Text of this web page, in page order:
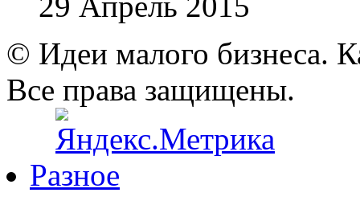
© Идеи малого бизнеса.
Все права защищены.
Разное